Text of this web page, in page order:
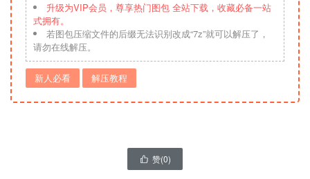
升级为VIP会员，尊享热门图包 全站下载，收藏必备一站
式拥有。
若图包压缩文件的后缀无法识别改成“7z”就可以解压了，
请勿在线解压。
新人必看 解压教程
 赞(0)